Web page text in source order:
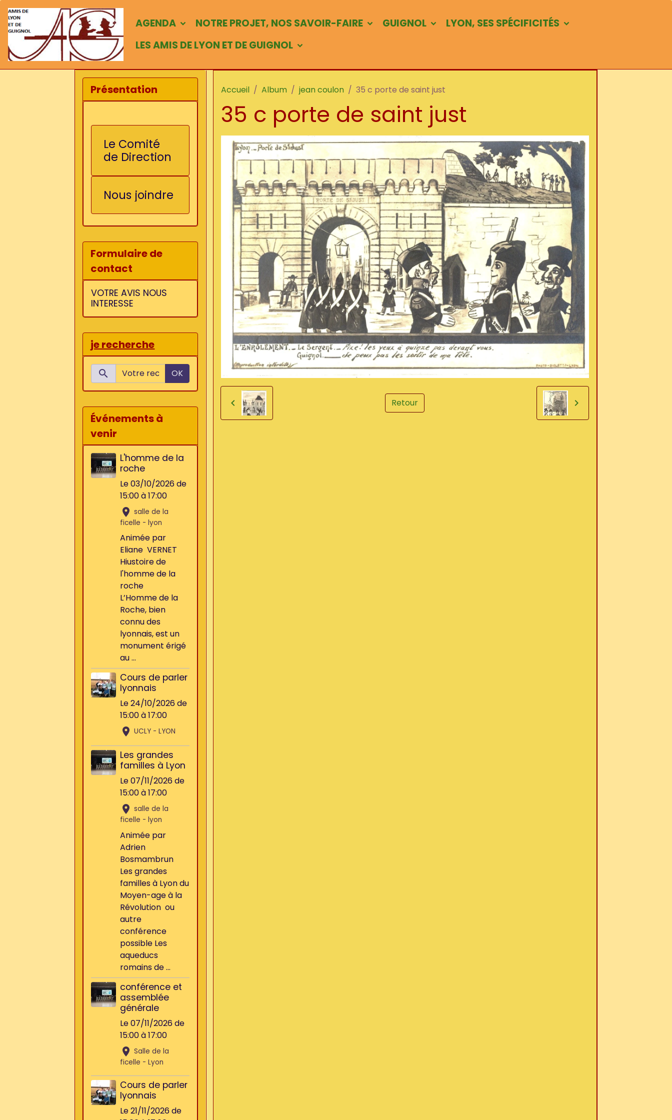
AGENDA NOTRE PROJET, NOS SAVOIR-FAIRE GUIGNOL
LYON, SES SPÉCIFICITÉS
LES AMIS DE LYON ET DE GUIGNOL
Accueil Album jean coulon 35 c porte de saint just
35 c porte de saint just
Retour
Présentation
Le Comité
de Direction
Nous joindre
Formulaire de
contact
VOTRE AVIS NOUS
INTERESSE
je recherche
OK
Événements à
venir
L'homme de la
roche
Le 03/10/2026de
15:00à 17:00
salle de la
ficelle - lyon
Animée par
Eliane VERNET
Hiustoire de
l'homme de la
roche
L’Homme de la
Roche, bien
connu des
lyonnais, est un
monument érigé
au ...
Cours de parler
lyonnais
Le 24/10/2026de
15:00à 17:00
UCLY - LYON
Les grandes
familles à Lyon
Le 07/11/2026de
15:00à 17:00
salle de la
ficelle - lyon
Animée par
Adrien
Bosmambrun
Les grandes
familles à Lyon du
Moyen-age à la
Révolution ou
autre
conférence
possible Les
aqueducs
romains de ...
conférence et
assemblée
générale
Le 07/11/2026de
15:00à 17:00
Salle de la
ficelle - Lyon
Cours de parler
lyonnais
Le 21/11/2026de